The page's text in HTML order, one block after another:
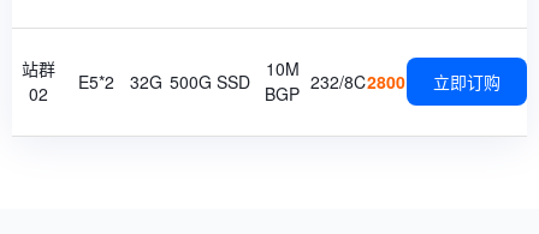
站群
02
E5*2 32G 500G SSD
10M
BGP 232/8C2800 立即订购